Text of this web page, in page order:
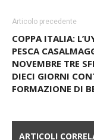
Articolo precedente
COPPA ITALIA:
PESCA
NOVEMBRE TRE
DIECI GIORNI
FORMAZIONE DI
ARTICOLI